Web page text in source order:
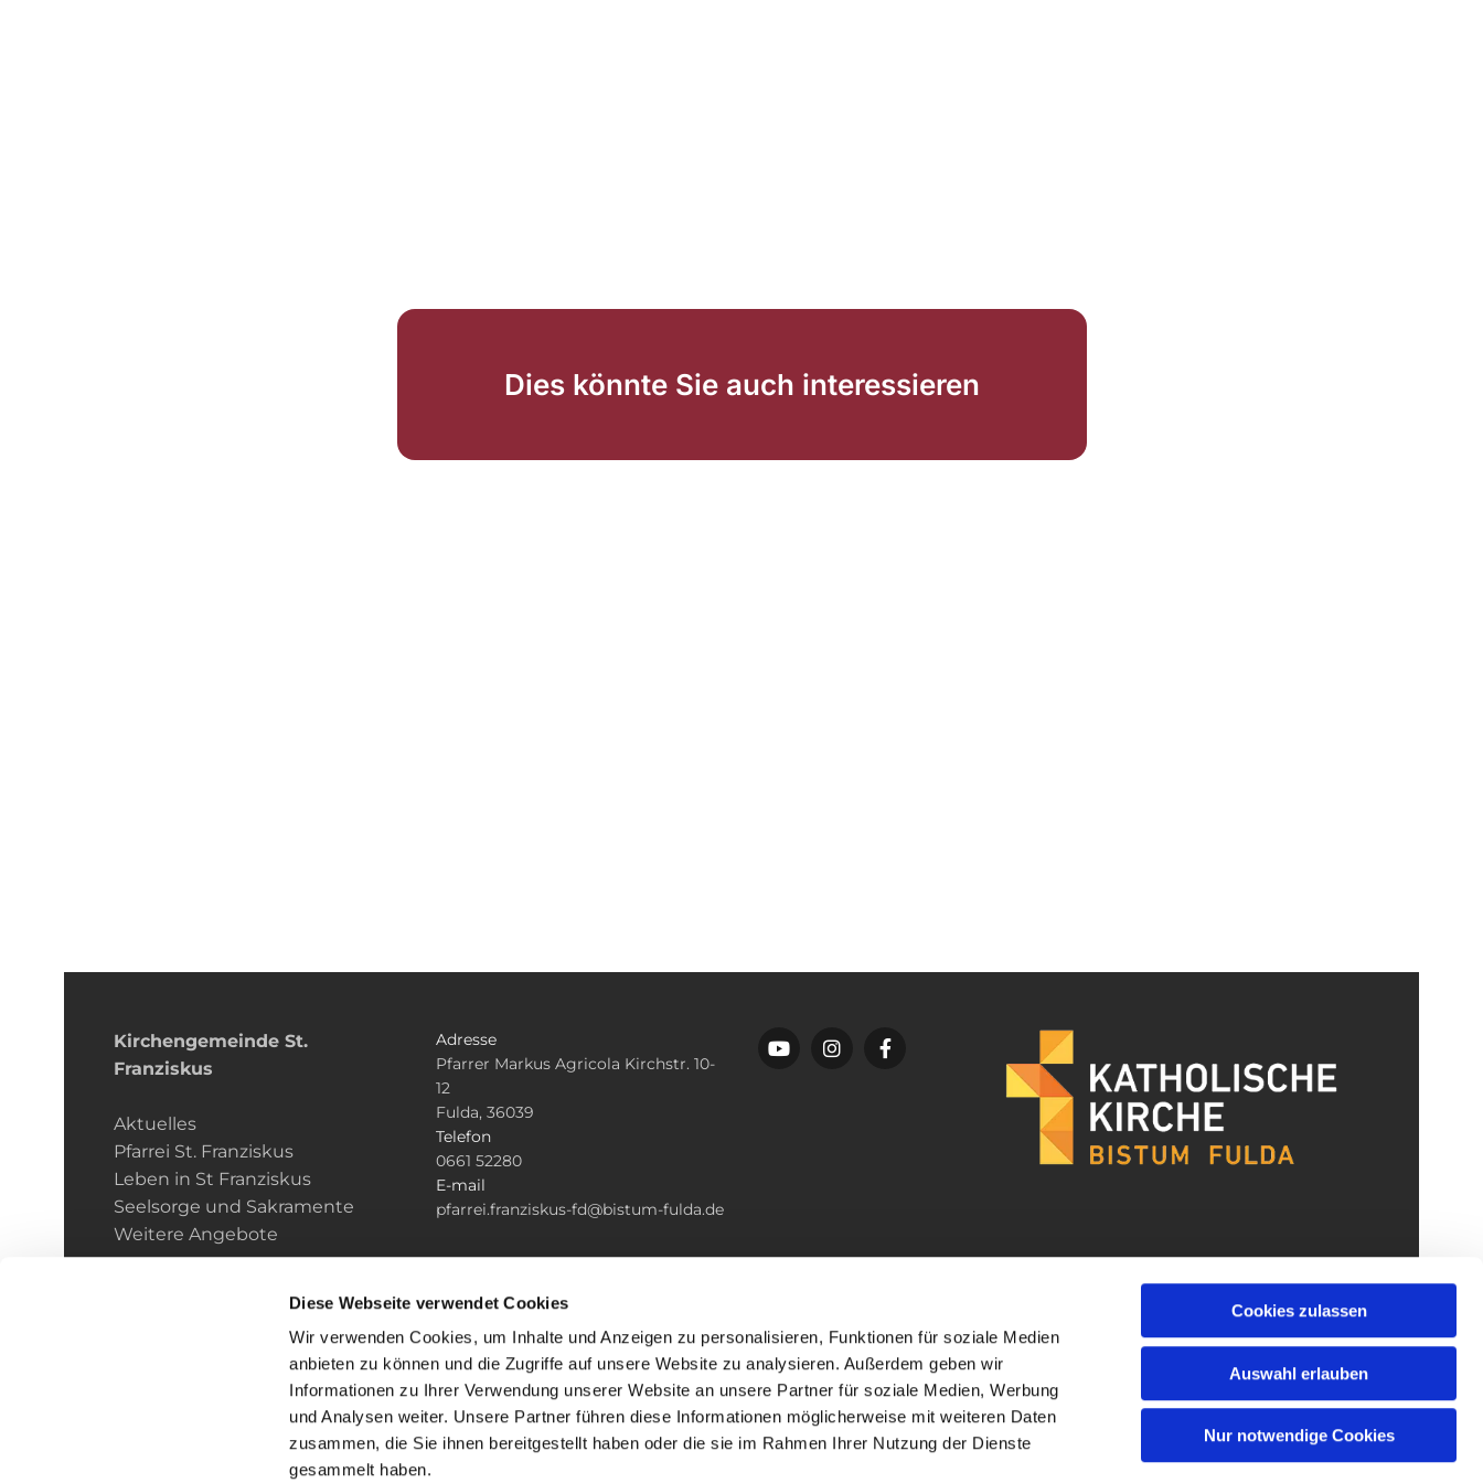
Diese Webseite verwendet Cookies
Wir verwenden Cookies, um Inhalte und Anzeigen zu personalisieren, Funktionen für soziale Medien
anbieten zu können und die Zugriffe auf unsere Website zu analysieren. Außerdem geben wir
Informationen zu Ihrer Verwendung unserer Website an unsere Partner für soziale Medien, Werbung
und Analysen weiter. Unsere Partner führen diese Informationen möglicherweise mit weiteren Daten
zusammen, die Sie ihnen bereitgestellt haben oder die sie im Rahmen Ihrer Nutzung der Dienste
gesammelt haben.
Cookies zulassen
Auswahl erlauben
Nur notwendige Cookies
Dies könnte Sie auch interessieren
Kirchengemeinde­­ St.
Franziskus
Aktuelles
Pfarrei St. Franziskus
Leben in St Franziskus
Seelsorge und Sakramente
Weitere Angebote
Adresse
Pfarrer Markus Agricola Kirchstr. 10-
12
Fulda, 36039
Telefon
0661 52280
E-mail
pfarrei.franziskus-fd@bistum-fulda.de
Impressum Datenschutzerklärung ChurchDesk-Login